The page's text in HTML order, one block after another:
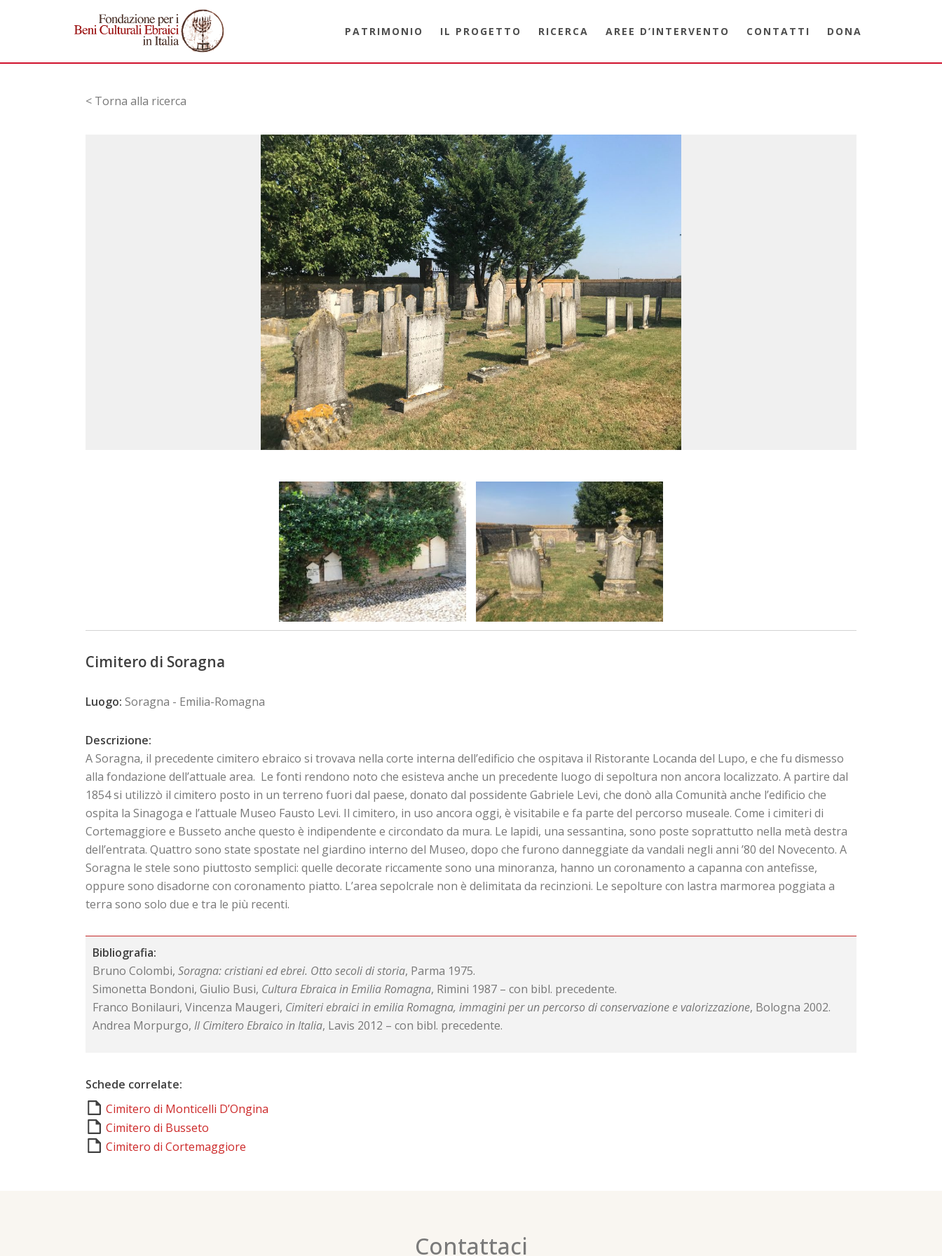
PATRIMONIO IL PROGETTO RICERCA AREE D’INTERVENTO CONTATTI DONA
< Torna alla ricerca
Cimitero di Soragna
Luogo: Soragna - Emilia-Romagna
Descrizione:
A Soragna, il precedente cimitero ebraico si trovava nella corte interna dell’edificio che ospitava il Ristorante Locanda del Lupo, e che fu dismesso
alla fondazione dell’attuale area. Le fonti rendono noto che esisteva anche un precedente luogo di sepoltura non ancora localizzato. A partire dal
1854 si utilizzò il cimitero posto in un terreno fuori dal paese, donato dal possidente Gabriele Levi, che donò alla Comunità anche l’edificio che
ospita la Sinagoga e l’attuale Museo Fausto Levi. Il cimitero, in uso ancora oggi, è visitabile e fa parte del percorso museale. Come i cimiteri di
Cortemaggiore e Busseto anche questo è indipendente e circondato da mura. Le lapidi, una sessantina, sono poste soprattutto nella metà destra
dell’entrata. Quattro sono state spostate nel giardino interno del Museo, dopo che furono danneggiate da vandali negli anni ’80 del Novecento. A
Soragna le stele sono piuttosto semplici: quelle decorate riccamente sono una minoranza, hanno un coronamento a capanna con antefisse,
oppure sono disadorne con coronamento piatto. L’area sepolcrale non è delimitata da recinzioni. Le sepolture con lastra marmorea poggiata a
terra sono solo due e tra le più recenti.
Bibliografia:
Bruno Colombi, Soragna: cristiani ed ebrei. Otto secoli di storia, Parma 1975.
Simonetta Bondoni, Giulio Busi, Cultura Ebraica in Emilia Romagna, Rimini 1987 – con bibl. precedente.
Franco Bonilauri, Vincenza Maugeri, Cimiteri ebraici in emilia Romagna, immagini per un percorso di conservazione e valorizzazione, Bologna 2002.
Andrea Morpurgo, Il Cimitero Ebraico in Italia, Lavis 2012 – con bibl. precedente.
Schede correlate:
Cimitero di Monticelli D’Ongina
Cimitero di Busseto
Cimitero di Cortemaggiore
Contattaci